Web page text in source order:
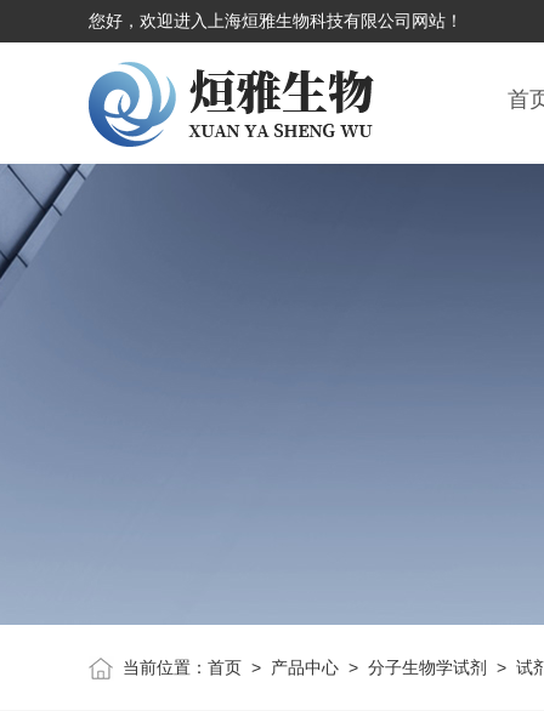
您好，欢迎进入上海烜雅生物科技有限公司网站！
首
当前位置： 首页> 产品中心> 分子生物学试剂 > 试